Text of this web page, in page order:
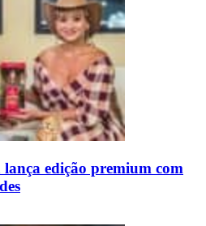
lança edição premium com